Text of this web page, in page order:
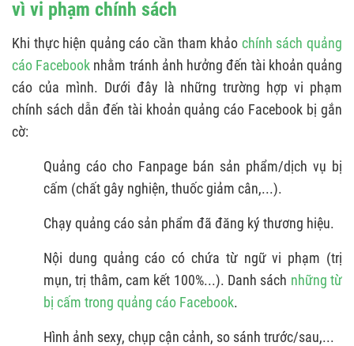
vì vi phạm chính sách
Khi thực hiện quảng cáo cần tham khảo chính sách quảng
cáo Facebook nhằm tránh ảnh hưởng đến tài khoản quảng
cáo của mình. Dưới đây là những trường hợp vi phạm
chính sách dẫn đến tài khoản quảng cáo Facebook bị gắn
cờ:
Quảng cáo cho Fanpage bán sản phẩm/dịch vụ bị
cấm (chất gây nghiện, thuốc giảm cân,...).
Chạy quảng cáo sản phẩm đã đăng ký thương hiệu.
Nội dung quảng cáo có chứa từ ngữ vi phạm (trị
mụn, trị thâm, cam kết 100%...). Danh sách những từ
bị cấm trong quảng cáo Facebook.
Hình ảnh sexy, chụp cận cảnh, so sánh trước/sau,...